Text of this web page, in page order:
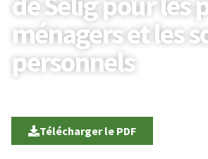
ménagers et les
personnels
Télécharger le PDF